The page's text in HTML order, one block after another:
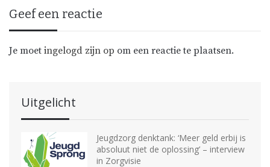
Geef een reactie
Je moet ingelogd zijn op om een reactie te plaatsen.
Uitgelicht
Jeugdzorg denktank: ‘Meer geld erbij is
absoluut niet de oplossing’ – interview
in Zorgvisie